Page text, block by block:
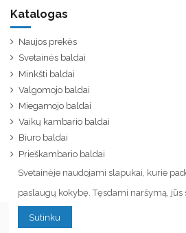
Katalogas
Naujos prekės
Svetainės baldai
Minkšti baldai
Valgomojo baldai
Miegamojo baldai
Vaikų kambario baldai
Biuro baldai
Prieškambario baldai
Svetainėje naudojami slapukai, kurie
paslaugų kokybę. Tęsdami naršymą, jūs
Sutinku